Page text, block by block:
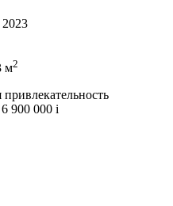
м2
900 000 i